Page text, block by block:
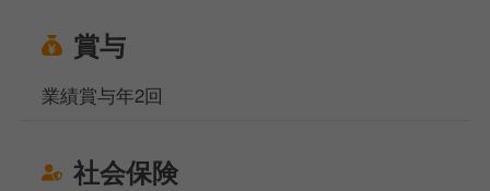
賞与
業績賞与年2回
社会保険